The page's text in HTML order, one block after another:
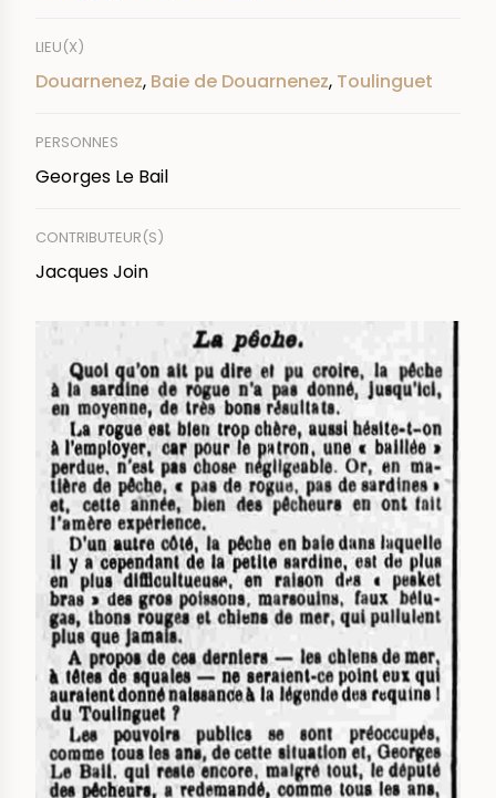
LIEU(X)
Douarnenez, Baie de Douarnenez, Toulinguet
PERSONNES
Georges Le Bail
CONTRIBUTEUR(S)
Jacques Join
IMAGE